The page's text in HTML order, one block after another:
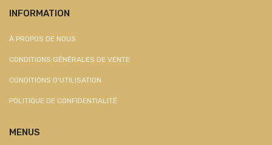
INFORMATION
À PROPOS DE NOUS
CONDITIONS GÉNÉRALES DE VENTE
CONDITIONS D'UTILISATION
POLITIQUE DE CONFIDENTIALITÉ
MENUS